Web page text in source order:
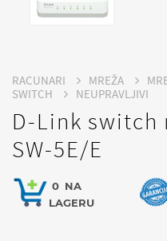
RACUNARI MREŽA
SWITCH
NEUPRAVLJIVI
D-Link switch
SW-5E/E
0 NA
LAGERU